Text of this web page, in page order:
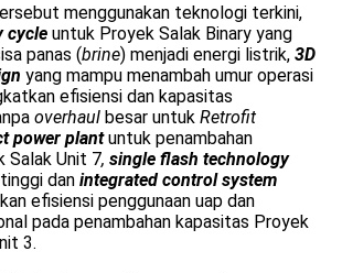
menggunakan teknologi terkini,
cycle untuk Proyek Salak Binary yang
panas (brine) menjadi energi listrik,3D
yang mampu menambah umur operasi
efisiensi dan kapasitas
overhaulbesar untuk Retrofit
power plant untuk penambahan
Salak Unit 7,single flash technology
dan integrated control system
efisiensi penggunaan uap dan
pada penambahan kapasitas Proyek
3.